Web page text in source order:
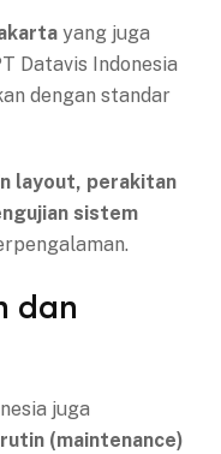
yang juga
Datavis Indonesia
dengan standar
layout, perakitan
sistem
dan
juga
(maintenance)